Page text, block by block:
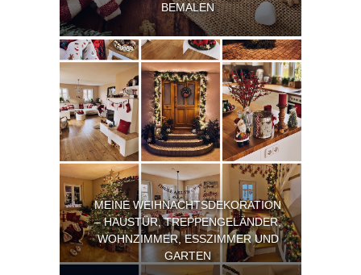
BEMALEN
MEINE WEIHNACHTSDEKORATION
– HAUSTÜR, TREPPENGELÄNDER,
WOHNZIMMER, ESSZIMMER UND
GARTEN